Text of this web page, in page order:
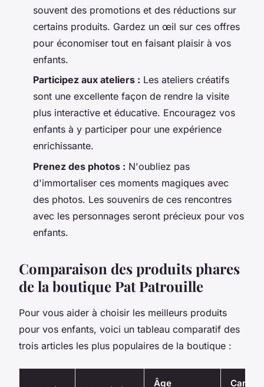
souvent des promotions et des réductions sur
certains produits. Gardez un œil sur ces offres
pour économiser tout en faisant plaisir à vos
enfants.
Participez aux ateliers : Les ateliers créatifs
sont une excellente façon de rendre la visite
plus interactive et éducative. Encouragez vos
enfants à y participer pour une expérience
enrichissante.
Prenez des photos : N'oubliez pas
d'immortaliser ces moments magiques avec
des photos. Les souvenirs de ces rencontres
avec les personnages seront précieux pour vos
enfants.
Comparaison des produits phares
de la boutique Pat Patrouille
Pour vous aider à choisir les meilleurs produits
pour vos enfants, voici un tableau comparatif des
trois articles les plus populaires de la boutique :
Âge